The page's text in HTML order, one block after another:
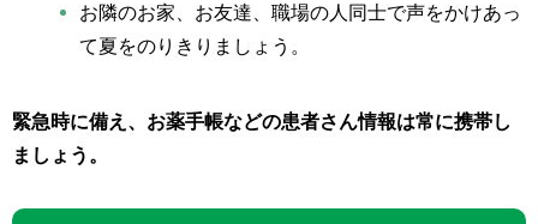
お隣のお家、お友達、職場の人同士で声をかけあっ
て夏をのりきりましょう。
緊急時に備え、お薬手帳などの患者さん情報は常に携帯し
ましょう。